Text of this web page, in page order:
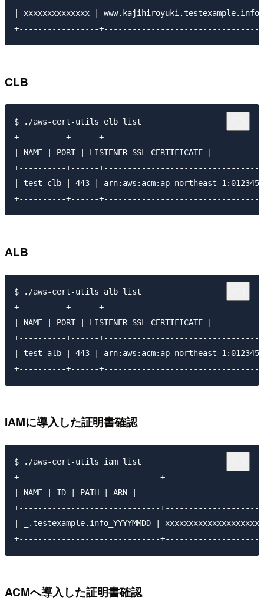
| xxxxxxxxxxxxxx | www.kajihiroyuki.testexample.info
CLB
$ ./aws-cert-utils elb list
+----------+------
| NAME | PORT | LISTENER SSL CERTIFICATE |
+----------+------
| test-clb | 443 | arn:aws:acm:ap-northeast-
ALB
$ ./aws-cert-utils alb list
+----------+------
| NAME | PORT | LISTENER SSL CERTIFICATE |
+----------+------
| test-alb | 443 | arn:aws:acm:ap-northeast-
IAMに導入した証明書確認
$ ./aws-cert-utils iam list
+------------------------------
| NAME | ID | PATH | ARN |
+------------------------------
| _.testexample.info_YYYYMMDD |
ACMへ導入した証明書確認